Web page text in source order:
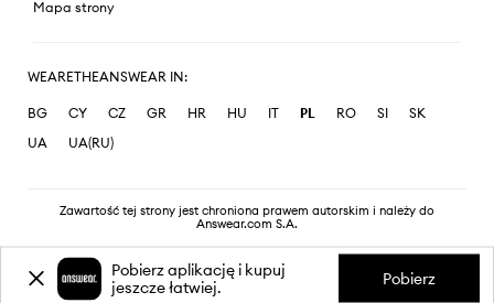
Mapa strony
WEARETHEANSWEAR IN:
BG CY CZ GR HR HU IT PL RO SI
SK
UA
UA(RU)
Zawartość tej strony jest chroniona prawem autorskim i należy do
Answear.com S.A.
Pobierz aplikację i kupuj
jeszcze łatwiej.
Pobierz